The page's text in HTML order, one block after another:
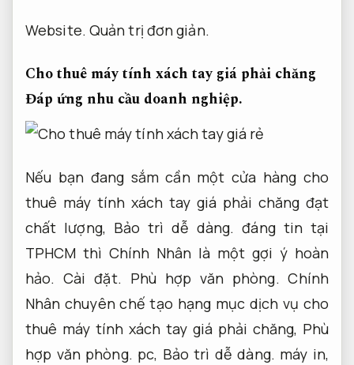
Website. Quản trị đơn giản.
Cho thuê máy tính xách tay giá phải chăng
Đáp ứng nhu cầu doanh nghiệp.
Nếu bạn đang sắm cần một cửa hàng cho
thuê máy tính xách tay giá phải chăng đạt
chất lượng, Bảo trì dễ dàng. đáng tin tại
TPHCM thì Chính Nhân là một gợi ý hoàn
hảo.Cài đặt. Phù hợp văn phòng. Chính
Nhân chuyên chế tạo hạng mục dịch vụ cho
thuê máy tính xách tay giá phải chăng, Phù
hợp văn phòng. pc, Bảo trì dễ dàng. máy in,